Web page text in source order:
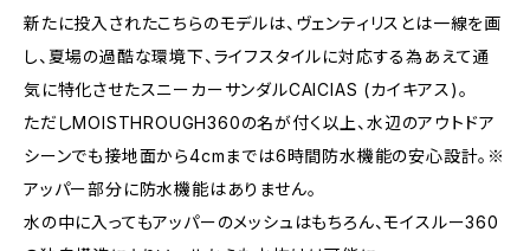
新たに投入されたこちらのモデルは、ヴェンティリスとは一線を画
し、夏場の過酷な環境下、ライフスタイルに対応する為あえて通
気に特化させたスニーカーサンダルCAICIAS (カイキアス)。
ただしMOISTHROUGH360の名が付く以上、水辺のアウトドア
シーンでも接地面から4cmまでは6時間防水機能の安心設計。※
アッパー部分に防水機能はありません。
水の中に入ってもアッパーのメッシュはもちろん、モイスルー360